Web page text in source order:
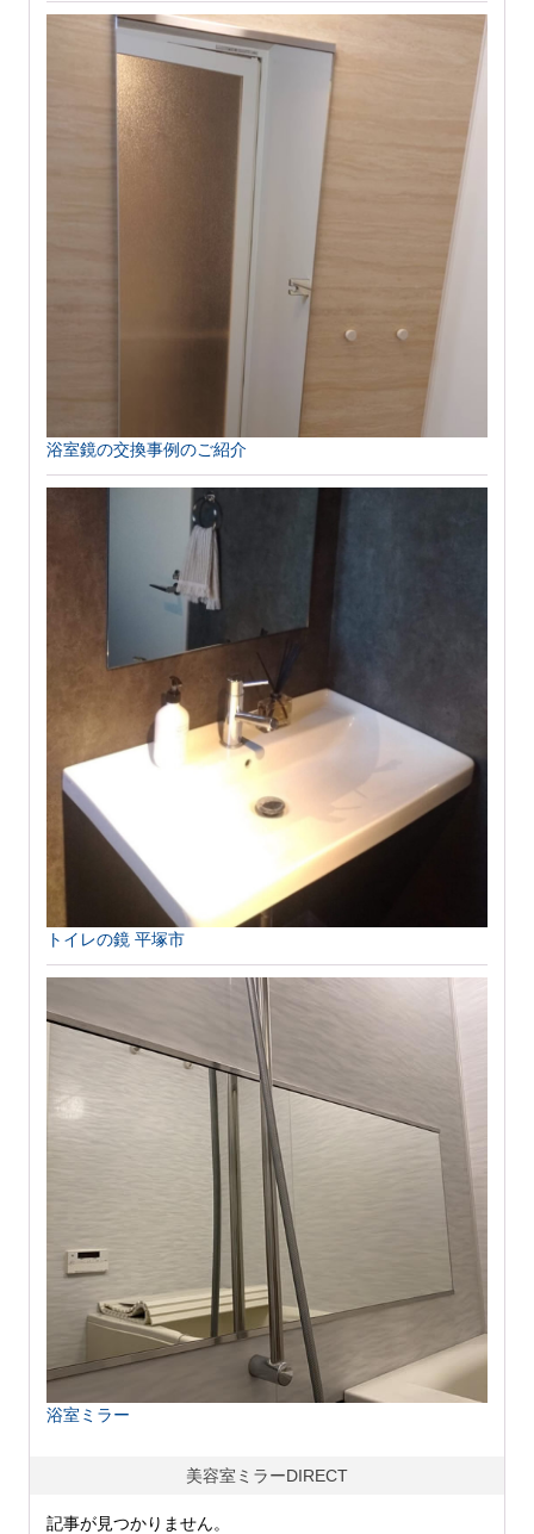
浴室鏡の交換事例のご紹介
トイレの鏡 平塚市
浴室ミラー
美容室ミラーDIRECT
記事が見つかりません。